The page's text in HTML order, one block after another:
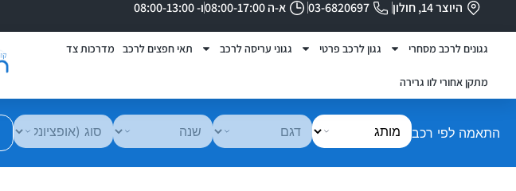
היוצר 14, חולון 03-6820697 א-ה 08:00-17:00 ו- 08:00-13:00
גגונים לרכב מסחרי גגון לרכב פרטי גגוני עריסה לרכב תאי חפצים לרכב מדרכות צד
מתקן אחורי לוו גרירה
התאמה לפי רכב